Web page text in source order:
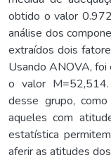
obtido o valor
análise dos
extraídos dois
Usando ANOVA, foi
o valor
desse grupo,
aqueles com
estatística
aferir as atitudes